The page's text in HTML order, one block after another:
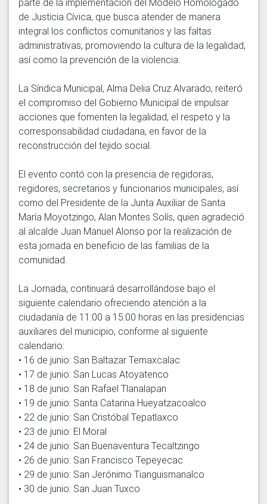
de Justicia Cívica, que busca atender de manera
integral los conflictos comunitarios y las faltas
administrativas, promoviendo la cultura de la legalidad,
así como la prevención de la violencia.
La Síndica Municipal, Alma Delia Cruz Alvarado, reiteró
el compromiso del Gobierno Municipal de impulsar
acciones que fomenten la legalidad, el respeto y la
corresponsabilidad ciudadana, en favor de la
reconstrucción del tejido social.
El evento contó con la presencia de regidoras,
regidores, secretarios y funcionarios municipales, así
como del Presidente de la Junta Auxiliar de Santa
María Moyotzingo, Alan Montes Solís, quien agradeció
al alcalde Juan Manuel Alonso por la realización de
esta jornada en beneficio de las familias de la
comunidad.
La Jornada, continuará desarrollándose bajo el
siguiente calendario ofreciendo atención a la
ciudadanía de 11:00 a 15:00 horas en las presidencias
auxiliares del municipio, conforme al siguiente
calendario:
• 16 de junio: San Baltazar Temaxcalac
• 17 de junio: San Lucas Atoyatenco
• 18 de junio: San Rafael Tlanalapan
• 19 de junio: Santa Catarina Hueyatzacoalco
• 22 de junio: San Cristóbal Tepatlaxco
• 23 de junio: El Moral
• 24 de junio: San Buenaventura Tecaltzingo
• 26 de junio: San Francisco Tepeyecac
• 29 de junio: San Jerónimo Tianguismanalco
• 30 de junio: San Juan Tuxco